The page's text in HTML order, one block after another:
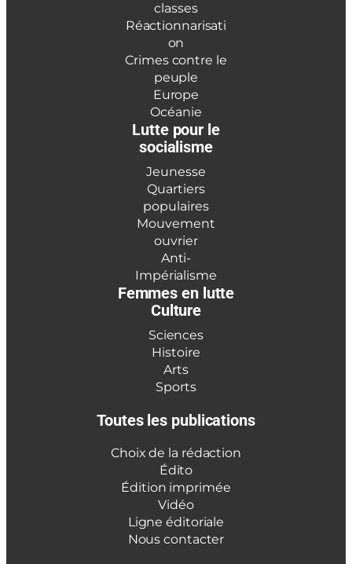
classes
Réactionnarisati
on
Crimes contre le
peuple
Europe
Océanie
Lutte pour le
socialisme
Jeunesse
Quartiers
populaires
Mouvement
ouvrier
Anti-
Impérialisme
Femmes en lutte
Culture
Sciences
Histoire
Arts
Sports
Toutes les publications
Choix de la rédaction
Édito
Édition imprimée
Vidéo
Ligne éditoriale
Nous contacter